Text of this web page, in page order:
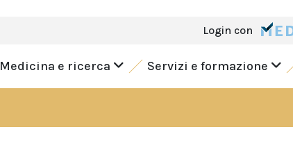
Login con
Medicina e ricerca Servizi e formazione